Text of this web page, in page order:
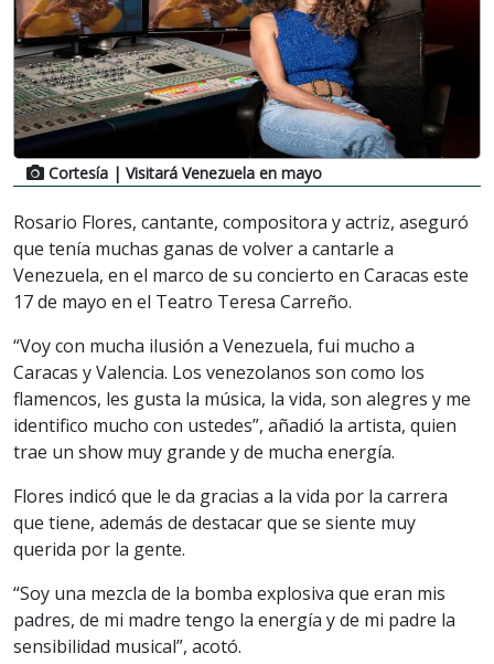
Cortesía | Visitará Venezuela en mayo
Rosario Flores, cantante, compositora y actriz, aseguró
que tenía muchas ganas de volver a cantarle a
Venezuela, en el marco de su concierto en Caracas este
17 de mayo en el Teatro Teresa Carreño.
“Voy con mucha ilusión a Venezuela, fui mucho a
Caracas y Valencia. Los venezolanos son como los
flamencos, les gusta la música, la vida, son alegres y me
identifico mucho con ustedes”, añadió la artista, quien
trae un show muy grande y de mucha energía.
Flores indicó que le da gracias a la vida por la carrera
que tiene, además de destacar que se siente muy
querida por la gente.
“Soy una mezcla de la bomba explosiva que eran mis
padres, de mi madre tengo la energía y de mi padre la
sensibilidad musical”, acotó.